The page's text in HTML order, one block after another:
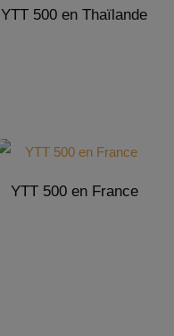
YTT 500 en Thaïlande
YTT 500 en France